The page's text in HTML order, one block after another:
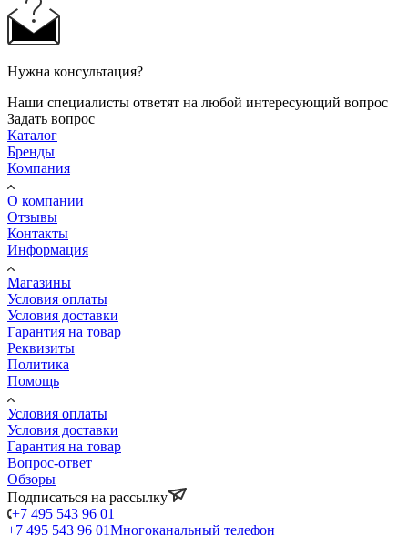
Нужна консультация?
Наши специалисты ответят на любой интересующий вопрос
Задать вопрос
Каталог
Бренды
Компания
О компании
Отзывы
Контакты
Информация
Магазины
Условия оплаты
Условия доставки
Гарантия на товар
Реквизиты
Политика
Помощь
Условия оплаты
Условия доставки
Гарантия на товар
Вопрос-ответ
Обзоры
Подписаться на рассылку
+7 495 543 96 01
+7 495 543 96 01Многоканальный телефон